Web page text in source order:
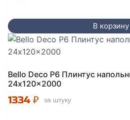
В корзину
Bello Deco P6 Плинтус
24x120x2000
1334 ₽ за штуку